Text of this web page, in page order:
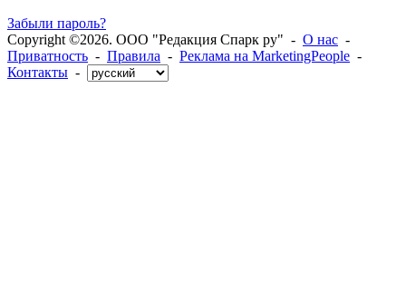
Забыли пароль?
Copyright ©2026. ООО "Редакция Спарк ру" - О нас -
Приватность - Правила - Реклама на MarketingPeople -
Контакты -